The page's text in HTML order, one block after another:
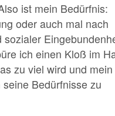
ist mein Bedürfnis:
oder auch mal nach
ich einen Kloß im
zu viel wird und mein
Bedürfnisse zu